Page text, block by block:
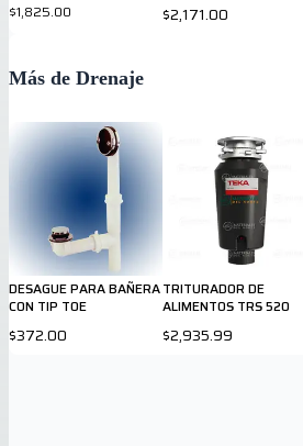
$1,825.00
$2,171.00
Más de Drenaje
DESAGUE PARA BAÑERA
CON TIP TOE
$372.00
TRITURADOR DE
ALIMENTOS TRS 520
$2,935.99